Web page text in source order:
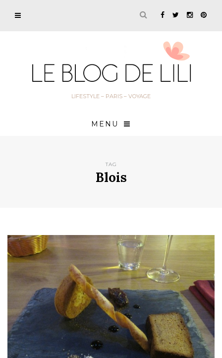
LIFESTYLE – PARIS – VOYAGE
MENU
TAG
Blois